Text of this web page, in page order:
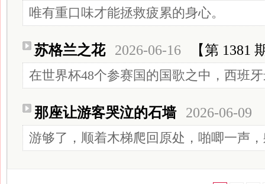
唯有重口味才能拯救疲累的身心。
苏格兰之花 2026-06-16 【第 1381
在世界杯48个参赛国的国歌之中，西班
那座让游客哭泣的石墙 2026-06-09
游够了，顺着木梯爬回原处，啪唧一声